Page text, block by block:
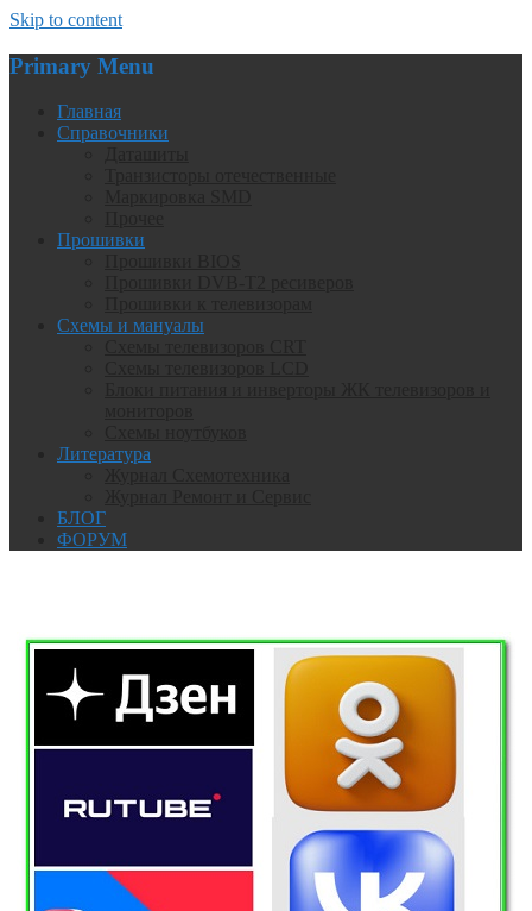
Skip to content
Primary Menu
Главная
Справочники
Прошивки
Схемы и мануалы
Литература
БЛОГ
ФОРУМ